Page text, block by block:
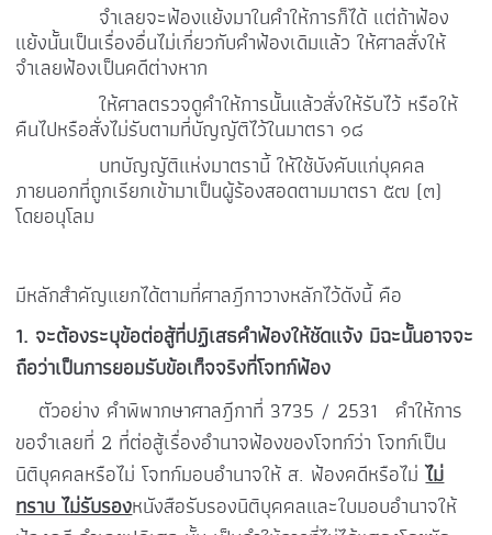
จำเลยจะฟ้องแย้งมาในคำให้การก็ได้ แต่ถ้าฟ้อง
แย้งนั้นเป็นเรื่องอื่นไม่เกี่ยวกับคำฟ้องเดิมแล้ว ให้ศาลสั่งให้
จำเลยฟ้องเป็นคดีต่างหาก
ให้ศาลตรวจดูคำให้การนั้นแล้วสั่งให้รับไว้ หรือให้
คืนไปหรือสั่งไม่รับตามที่บัญญัติไว้ในมาตรา ๑๘
บทบัญญัติแห่งมาตรานี้ ให้ใช้บังคับแก่บุคคล
ภายนอกที่ถูกเรียกเข้ามาเป็นผู้ร้องสอดตามมาตรา ๕๗ (๓)
โดยอนุโลม
มีหลักสำคัญแยกได้ตามที่ศาลฎีกาวางหลักไว้ดังนี้ คือ
1. จะต้องระบุข้อต่อสู้ที่ปฏิเสธคำฟ้องให้ชัดแจ้ง มิฉะนั้นอาจจะ
ถือว่าเป็นการยอมรับข้อเท็จจริงที่โจทก์ฟ้อง
ตัวอย่าง คำพิพากษาศาลฎีกาที่ 3735 / 2531
คำให้การ
ขอจำเลยที่ 2 ที่ต่อสู้เรื่องอำนาจฟ้องของโจทก์ว่า โจทก์เป็น
นิติบุคคลหรือไม่ โจทก์มอบอำนาจให้ ส. ฟ้องคดีหรือไม่ไม่
ทราบ ไม่รับรองหนังสือรับรองนิติบุคคลและใบมอบอำนาจให้